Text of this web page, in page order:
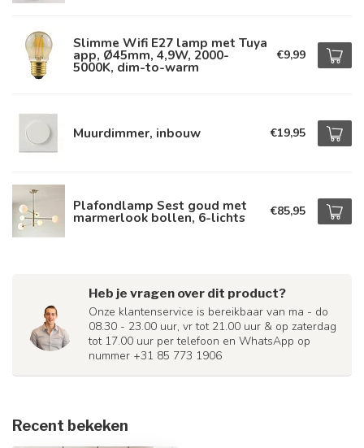
Slimme Wifi E27 lamp met Tuya
app, Ø45mm, 4,9W, 2000-
5000K, dim-to-warm
€9,99
Muurdimmer, inbouw €19,95
Plafondlamp Sest goud met
marmerlook bollen, 6-lichts €85,95
Heb je vragen over dit product?
Onze klantenservice is bereikbaar van ma - do
08.30 - 23.00 uur, vr tot 21.00 uur & op zaterdag
tot 17.00 uur per telefoon en WhatsApp op
nummer +31 85 773 1906
Recent bekeken